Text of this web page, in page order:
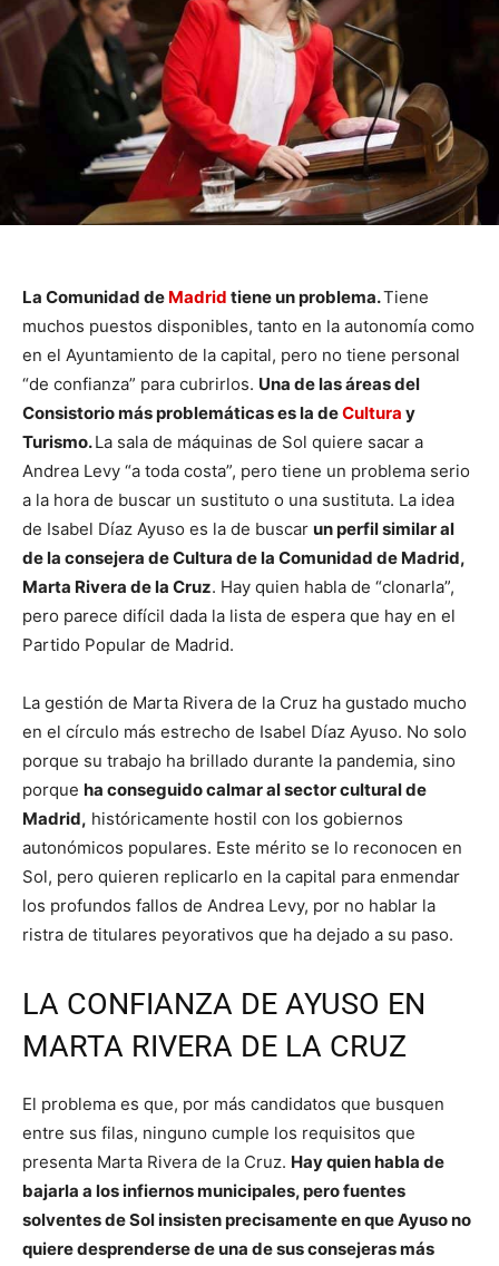
La Comunidad de Madrid tiene un problema.Tiene
muchos puestos disponibles, tanto en la autonomía como
en el Ayuntamiento de la capital, pero no tiene personal
“de confianza” para cubrirlos. Una de las áreas del
Consistorio más problemáticas es la deCultura y
Turismo.La sala de máquinas de Sol quiere sacar a
Andrea Levy “a toda costa”, pero tiene un problema serio
a la hora de buscar un sustituto o una sustituta. La idea
de Isabel Díaz Ayuso es la de buscar un perfil similar al
de la consejera de Cultura de la Comunidad de Madrid,
Marta Rivera de la Cruz. Hay quien habla de “clonarla”,
pero parece difícil dada la lista de espera que hay en el
Partido Popular de Madrid.
La gestión de Marta Rivera de la Cruz ha gustado mucho
en el círculo más estrecho de Isabel Díaz Ayuso. No solo
porque su trabajo ha brillado durante la pandemia, sino
porque ha conseguido calmar al sector cultural de
Madrid, históricamente hostil con los gobiernos
autonómicos populares. Este mérito se lo reconocen en
Sol, pero quieren replicarlo en la capital para enmendar
los profundos fallos de Andrea Levy, por no hablar la
ristra de titulares peyorativos que ha dejado a su paso.
LA CONFIANZA DE AYUSO EN
MARTA RIVERA DE LA CRUZ
El problema es que, por más candidatos que busquen
entre sus filas, ninguno cumple los requisitos que
presenta Marta Rivera de la Cruz. Hay quien habla de
bajarla a los infiernos municipales, pero fuentes
solventes de Sol insisten precisamente en que Ayuso no
quiere desprenderse de una de sus consejeras más